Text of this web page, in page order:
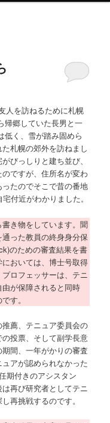
人を訪ねるために札幌
帰郷していた長男と一
低く、雪が踏み固めら
札幌の郊外を訪ねまし
びっしりと建ち並び、
ですが、住所名が変わ
たのでそこで昔の番地
付近がわかりました。
き物をしています。聞
った教員の終身身分保
のための審査結果を書
おいては、博士号取得
ロフェッサーは、テニ
が保障されると同時
す。
薦、テニュア委員会の
投票、そして副学長意
間、一年がかりの審査
アが認められなかった
期付きのアシスタン
再び研究者としてテニ
再挑戦するのです。